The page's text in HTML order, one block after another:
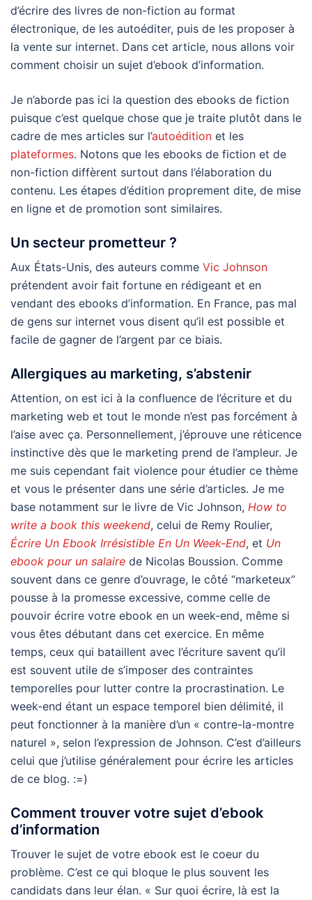
d’écrire des livres de non-fiction au format
électronique, de les autoéditer, puis de les proposer à
la vente sur internet. Dans cet article, nous allons voir
comment choisir un sujet d’ebook d’information.
Je n’aborde pas ici la question des ebooks de fiction
puisque c’est quelque chose que je traite plutôt dans le
cadre de mes articles sur l’autoédition et les
plateformes. Notons que les ebooks de fiction et de
non-fiction diffèrent surtout dans l’élaboration du
contenu. Les étapes d’édition proprement dite, de mise
en ligne et de promotion sont similaires.
Un secteur prometteur ?
Aux États-Unis, des auteurs comme Vic Johnson
prétendent avoir fait fortune en rédigeant et en
vendant des ebooks d’information. En France, pas mal
de gens sur internet vous disent qu’il est possible et
facile de gagner de l’argent par ce biais.
Allergiques au marketing, s’abstenir
Attention, on est ici à la confluence de l’écriture et du
marketing web et tout le monde n’est pas forcément à
l’aise avec ça. Personnellement, j’éprouve une réticence
instinctive dès que le marketing prend de l’ampleur. Je
me suis cependant fait violence pour étudier ce thème
et vous le présenter dans une série d’articles. Je me
base notamment sur le livre de Vic Johnson, How to
write a book this weekend, celui de Remy Roulier,
Écrire Un Ebook Irrésistible En Un Week-End, et Un
ebook pour un salaire de Nicolas Boussion. Comme
souvent dans ce genre d’ouvrage, le côté “marketeux”
pousse à la promesse excessive, comme celle de
pouvoir écrire votre ebook en un week-end, même si
vous êtes débutant dans cet exercice. En même
temps, ceux qui bataillent avec l’écriture savent qu’il
est souvent utile de s’imposer des contraintes
temporelles pour lutter contre la procrastination. Le
week-end étant un espace temporel bien délimité, il
peut fonctionner à la manière d’un « contre-la-montre
naturel », selon l’expression de Johnson. C’est d’ailleurs
celui que j’utilise généralement pour écrire les articles
de ce blog. :=)
Comment trouver votre sujet d’ebook
d’information
Trouver le sujet de votre ebook est le coeur du
problème. C’est ce qui bloque le plus souvent les
candidats dans leur élan. « Sur quoi écrire, là est la